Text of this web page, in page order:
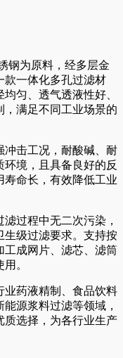
钢为原料，经多层金
款一体化多孔过滤材
匀、透气透液性好、
满足不同工业场景的
冲击工况，耐酸碱、耐
境，且具备良好的反
命长，有效降低工业
过程中无二次污染，
生级过滤要求。支持按
工成网片、滤芯、滤筒
。
业药液精制、食品饮料
源浆料过滤等领域，
质选择，为各行业生产